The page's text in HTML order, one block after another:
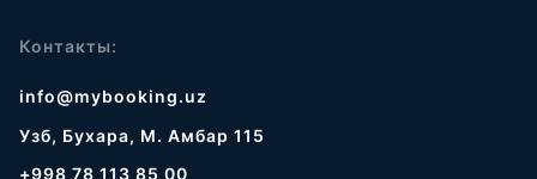
Контакты:
info@mybooking.uz
Узб, Бухара, М. Амбар 115
+998 78 113 85 00